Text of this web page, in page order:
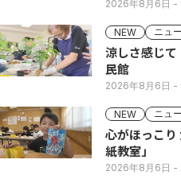
2026年8月6日 -
NEW ニュ
涼しさ感じ
民館
2026年8月6日 -
NEW ニュ
心がほっこ
紙教室」
2026年8月6日 -